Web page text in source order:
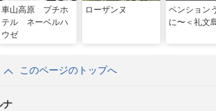
車山高原 プチホ
テル ネーベルハ
ウゼ
ローザンヌ
ペンション
に〜＜礼文
このページのトップへ
ナ